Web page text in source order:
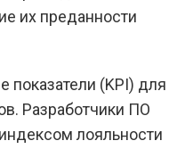
их преданности
показатели (KPI) для
Разработчики ПО
лояльности